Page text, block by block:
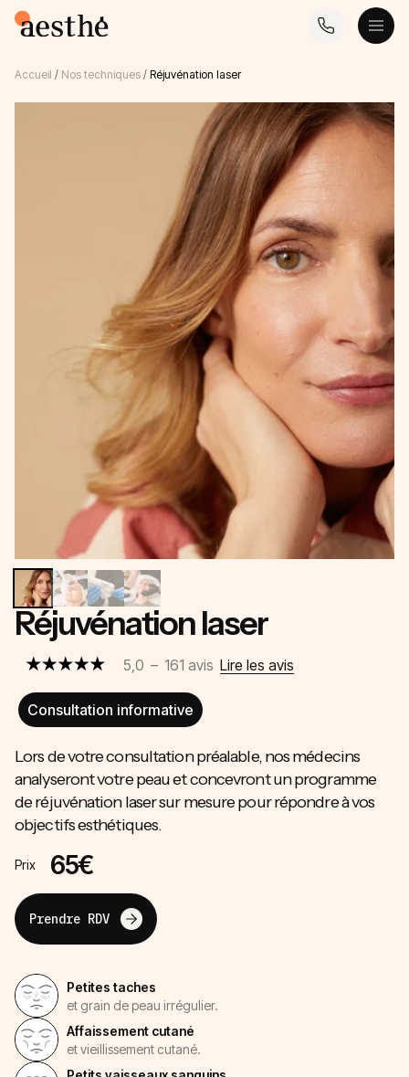
Accueil / Nos techniques / Réjuvénation laser
Réjuvénation laser
5,0 – 161 avis Lire les avis
Consultation informative
Lors de votre consultation préalable, nos médecins
analyseront votre peau et concevront un programme
de réjuvénation laser sur mesure pour répondre à vos
objectifs esthétiques.
Prix 65€
Prendre RDV
Petites taches
et grain de peau irrégulier.
Affaissement cutané
et vieillissement cutané.